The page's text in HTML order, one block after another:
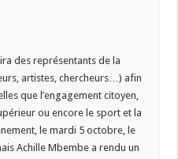
des représentants de la
artistes, chercheurs…) afin
que l’engagement citoyen,
ou encore le sport et la
le mardi 5 octobre, le
Achille Mbembe a rendu un